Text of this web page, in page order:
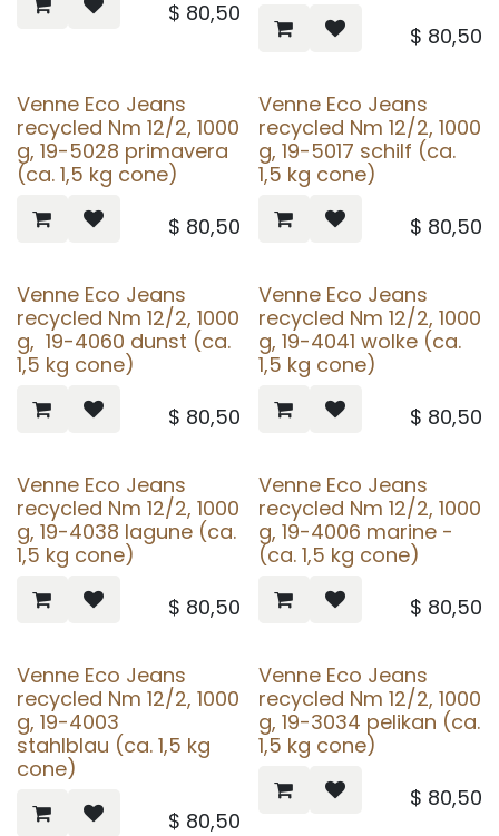
$ 80,50
$ 80,50
Venne Eco Jeans
recycled Nm 12/2, 1000
g, 19-5028 primavera
(ca. 1,5 kg cone)
$ 80,50
Venne Eco Jeans
recycled Nm 12/2, 1000
g, 19-5017 schilf (ca.
1,5 kg cone)
$ 80,50
Venne Eco Jeans
recycled Nm 12/2, 1000
g, 19-4060 dunst (ca.
1,5 kg cone)
$ 80,50
Venne Eco Jeans
recycled Nm 12/2, 1000
g, 19-4041 wolke (ca.
1,5 kg cone)
$ 80,50
Venne Eco Jeans
recycled Nm 12/2, 1000
g, 19-4038 lagune (ca.
1,5 kg cone)
$ 80,50
Venne Eco Jeans
recycled Nm 12/2, 1000
g, 19-4006 marine -
(ca. 1,5 kg cone)
$ 80,50
Venne Eco Jeans
recycled Nm 12/2, 1000
g, 19-4003
stahlblau (ca. 1,5 kg
cone)
$ 80,50
Venne Eco Jeans
recycled Nm 12/2, 1000
g, 19-3034 pelikan (ca.
1,5 kg cone)
$ 80,50